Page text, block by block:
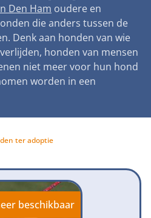
bijtincidenten
cursus
bijtincidenten
grasaren
Gemeentelijk Dierenbeleid
onze petitie
als bedrijf
een seniorhond
een seniorhond
als vrijwilliger
voor Honden Loop
een donatiebox aan
wij doen
organisatie
Hond
successen voor honden
Contactgegevens
Pers
Nieuws
Nieuwsbrief
Incassodata
Zoeken
Den Ham oudere en
die anders tussen de
Denk aan honden van wie
honden van mensen
niet meer voor hun hond
worden in een
ter adoptie
beschikbaar